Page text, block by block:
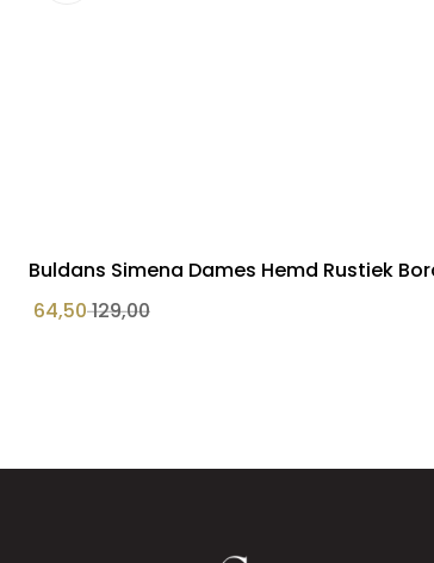
Buldans Simena Dames Hemd Rustiek
64,50129,00